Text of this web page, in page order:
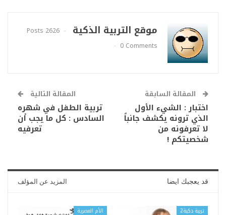
موقع التربية الذكية
2626 Posts
0 Comments
المقالة السابقة
اختبار : الشيء الأول
الذي ترونه يكشف جانباً
لا تعرفونه من
شخصيتكم !
المقالة التالية
تربية الطفل في شهره
السادس : كل ما يجب أن
تعرفيه
قد يعجبك ايضا المزيد عن المؤلف
تربية ذكية2 الأم العصرية